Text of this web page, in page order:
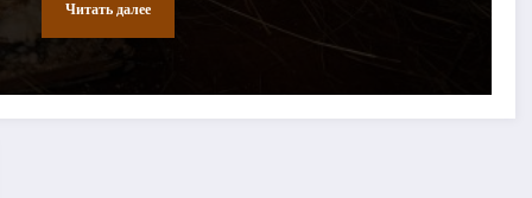
Читать далее